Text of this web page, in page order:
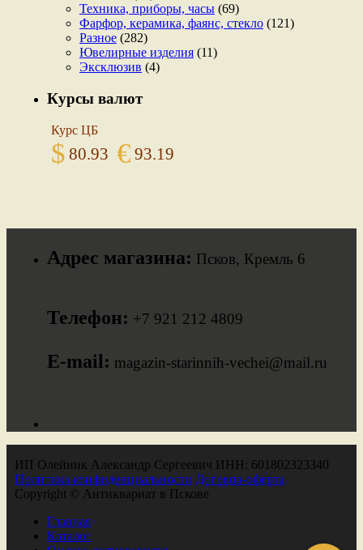
Техника, приборы, часы (69)
Фарфор, керамика, фаянс, стекло (121)
Разное (282)
Ювелирные изделия (11)
Эксклюзив (4)
Курсы валют
Курс ЦБ
$ 80.93 € 93.19
Адрес магазина: Псков, Кремль 6
Телефон: +7 921 212 4809
E-mail: magazin-starinnih-vechei@mail.ru
ИП Олейник Александр Сергеевич ИНН: 601802323340
Политика конфиденциальности Договор-оферта
Copyright © Антиквариат в Пскове
Главная
Каталог